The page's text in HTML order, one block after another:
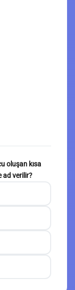
oluşan kısa
ad verilir?